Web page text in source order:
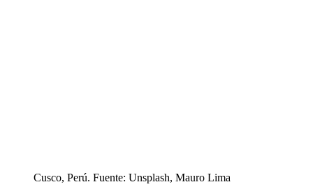
Cusco, Perú. Fuente: Unsplash, Mauro Lima